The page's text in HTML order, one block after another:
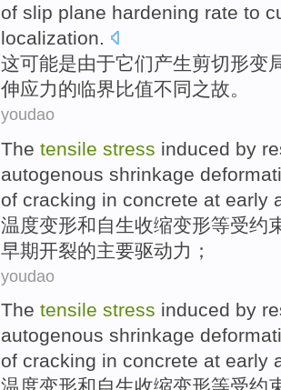
of slip plane hardening rate to
localization.
这可能是由于它们产生剪切形变
伸应力的临界比值不同 之故。
youdao
The tensile stress induced by
autogenous shrinkage
of cracking in concrete at early
温度变形和 自生收缩变形等受约
早期开裂的主要驱动力 ；
youdao
The tensile stress induced by
autogenous shrinkage
of cracking in concrete at early